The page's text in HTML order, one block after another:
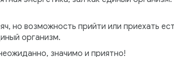
но возможность прийти или приехать
организм.
значимо и приятно!